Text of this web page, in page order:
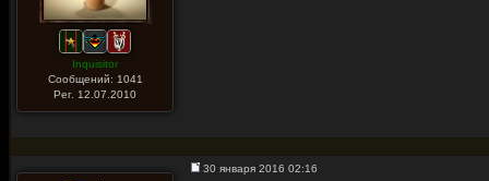
Inquisitor
Сообщений: 1041
Рег. 12.07.2010
30 января 2016 02:16